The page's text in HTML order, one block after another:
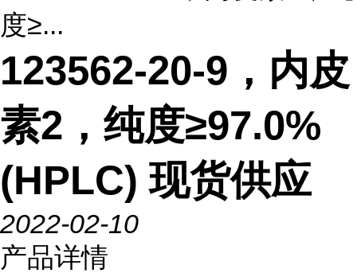
度≥...
123562-20-9，内皮
素2，纯度≥97.0%
(HPLC) 现货供应
2022-02-10
产品详情